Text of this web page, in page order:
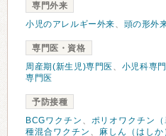
専門外来
小児のアレルギー外来、 頭の形外
専門医・資格
周産期(新生児)専門医 、 小児科専
専門医
予防接種
BCGワクチン 、 ポリオワクチン（
種混合ワクチン 、 麻しん（はし